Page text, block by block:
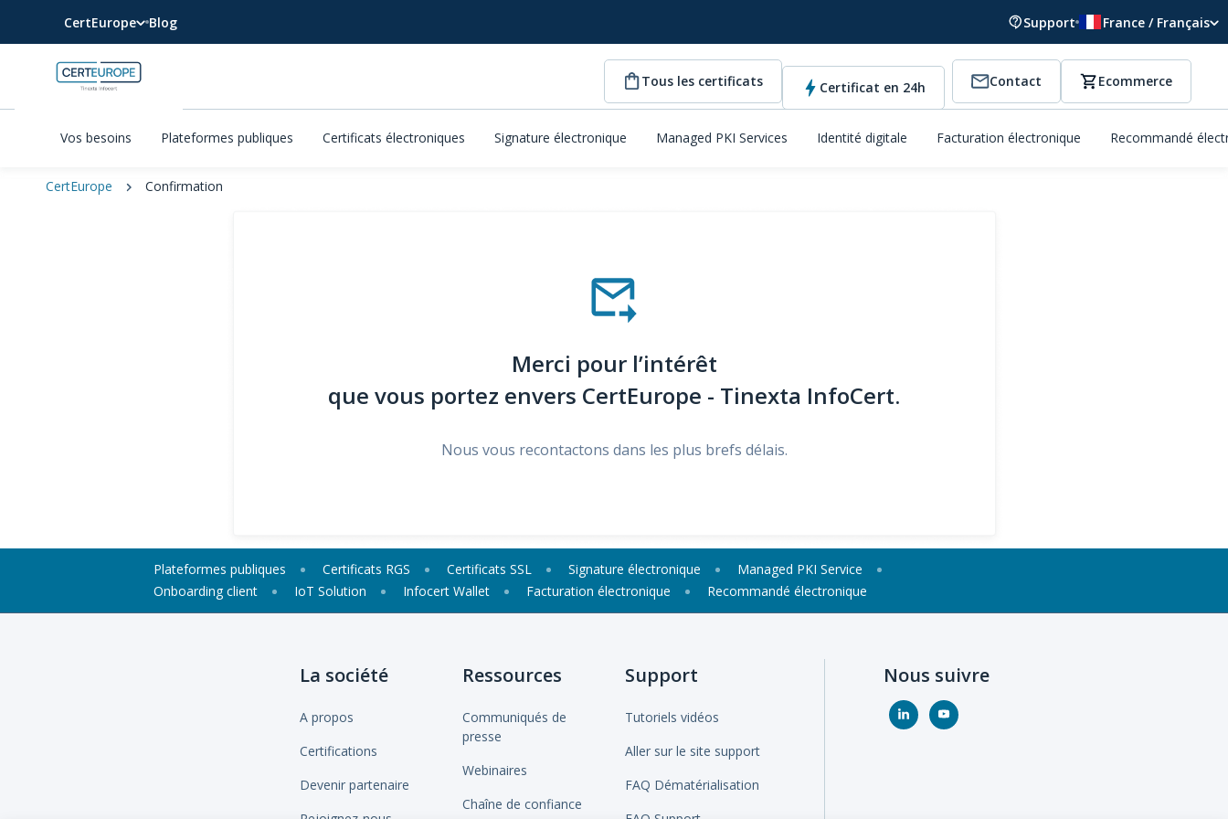
CertEurope Blog Support France / Français
Tous les certificats Certificat en 24h Contact Ecommerce
Vos besoins Plateformes publiques Certificats électroniques Signature électronique Managed PKI Services Identité digitale Facturation électronique Recommandé
CertEurope Confirmation
Merci pour l’intérêt
que vous portez envers CertEurope - Tinexta InfoCert.
Nous vous recontactons dans les plus brefs délais.
Plateformes publiques Certificats RGS Certificats SSL Signature électronique
Managed PKI Service
Onboarding client
IoT Solution Infocert Wallet Facturation électronique Recommandé électronique
La société
A propos
Certifications
Devenir partenaire
Ressources
Communiqués de
presse
Webinaires
Chaîne de confiance
Support
Tutoriels vidéos
Aller sur le site support
FAQ Dématérialisation
Nous suivre